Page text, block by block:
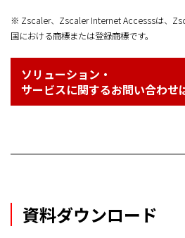
※ Zscaler、Zscaler Internet Accesssは、
国における商標または登録商標です。
ソリューション・
サービスに関するお問い合わせ
資料ダウンロード